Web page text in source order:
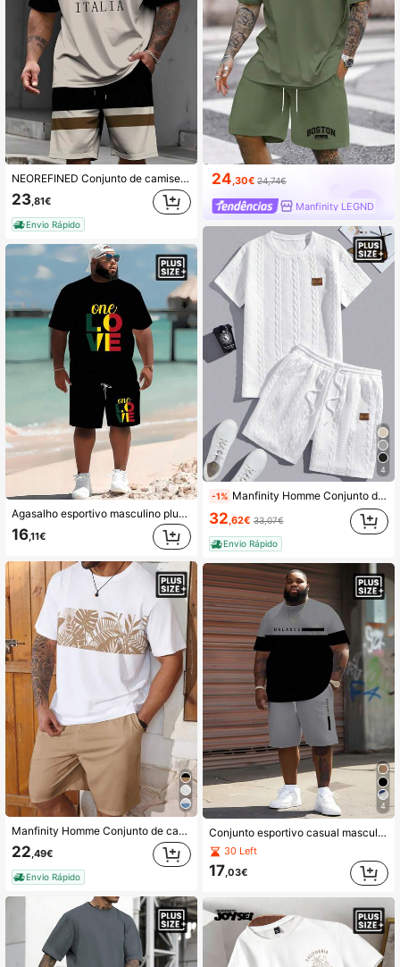
NEOREFINED Conjunto de camiseta e shorts com estampa de letras contrastantes plus size para homens, camiseta masculina Manfinity Hupemode, camiseta e shorts de manga curta com estampa de letras coloridas e casual de verão para sair com os amigos, Milão, Itália, roupas aconchegantes
23,81€
Envio Rápido
Agasalho esportivo masculino plus size com estampa exclusiva "ONE LOVE" - Tecido de malha de poliéster, gola redonda e shorts com cordão, detalhes de bolso, caimento regular, adequado para tamanhos grandes, roupas confortáveis
16,11€
Manfinity Homme Conjunto de camiseta e shorts de manga curta com estampa de plantas plus size para homens, roupas aconchegantes
22,49€
Envio Rápido
24,30€ 24,74€
Manfinity LEGND
4
-1% Manfinity Homme Conjunto de camiseta casual masculina plus size com estampa de alfabeto, gola redonda, manga curta e shorts com cordão na cintura, roupas aconchegantes
32,62€ 33,07€
Envio Rápido
4
Conjunto esportivo casual masculino para uso urbano - Estampa xadrez minimalista com contraste de cores, tecido de malha de poliéster, gola redonda, shorts com cordão, bolsos, modelagem regular, adequado para tamanhos grandes.
30 Left
17,03€